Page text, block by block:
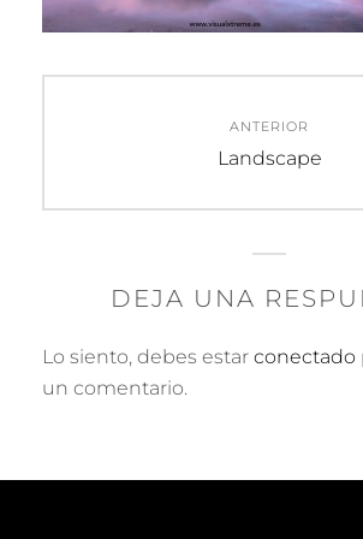
entradas
ANTERIOR
Entrada
Landscape
DEJA UNA
Lo siento, debes estar conectado
un comentario.